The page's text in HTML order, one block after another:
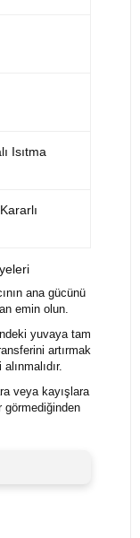
Isıtma
ana gücünü
emin olun.
yuvaya tam
artırmak
veya kayışlara
görmediğinden